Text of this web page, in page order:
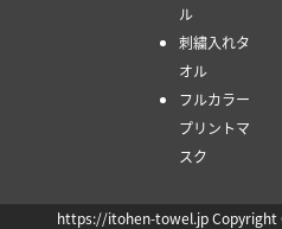
ル
刺繍入れタ
オル
フルカラー
プリントマ
スク
https://itohen-towel.jp Copyright